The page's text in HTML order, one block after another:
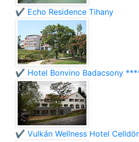
✔️ Echo Residence Tihany
✔️ Hotel Bonvino Badacsony
✔️ Vulkán Wellness Hotel